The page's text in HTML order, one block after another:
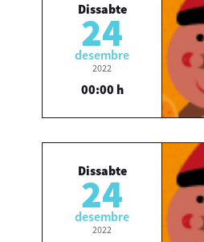
Dissabte
24
desembre
2022
00:00 h
Dissabte
24
desembre
2022